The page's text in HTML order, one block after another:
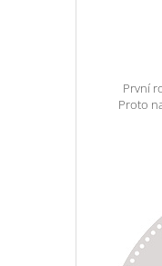
První
Proto